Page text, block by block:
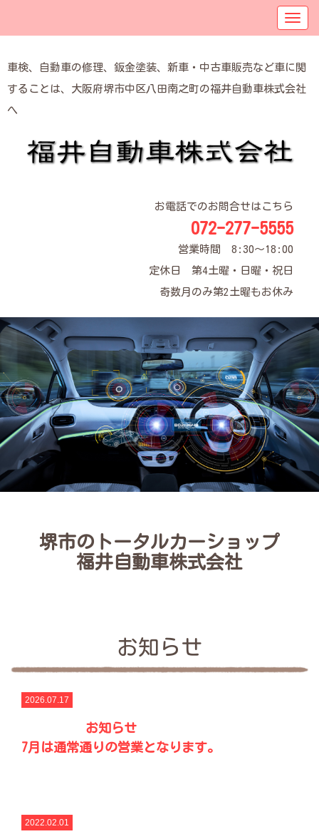
車検、自動車の修理、鈑金塗装、新車・中古車販売など車に関
することは、大阪府堺市中区八田南之町の福井自動車株式会社
へ
お電話でのお問合せはこちら
072-277-5555
営業時間 8:30～18:00
定休日 第4土曜・日曜・祝日
奇数月のみ第2土曜もお休み
堺市のトータルカーショップ
福井自動車株式会社
お知らせ
2026.07.17
お知らせ
7月は通常通りの営業となります。
2022.02.01